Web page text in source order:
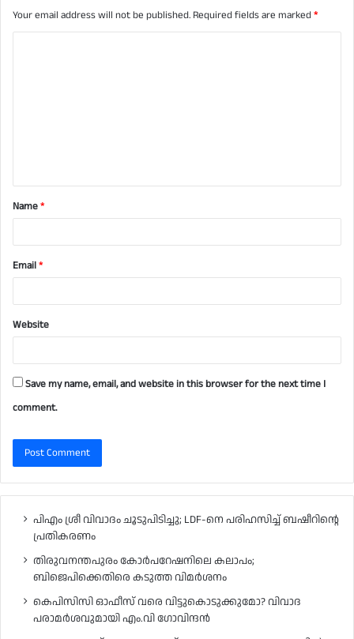
Your email address will not be published. Required fields are marked*
t
*Name*
Email*
Website
Save my name, email, and website in this browser for the next time I
comment.
പിഎം ശ്രീ വിവാദം ചൂടുപിടിച്ചു; LDF-നെ പരിഹസിച്ച് ബഷീറിന്റെ
പ്രതികരണം
തിരുവനന്തപുരം കോർപറേഷനിലെ കലാപം;
ബിജെപിക്കെതിരെ കടുത്ത വിമർശനം
കെപിസിസി ഓഫീസ് വരെ വിട്ടുകൊടുക്കുമോ? വിവാദ
പരാമർശവുമായി എം.വി ഗോവിന്ദൻ